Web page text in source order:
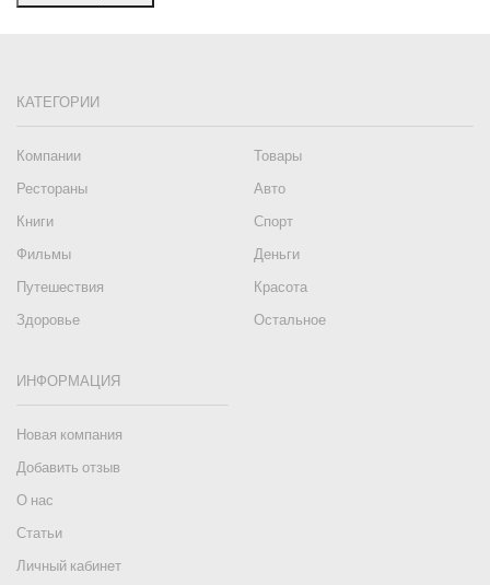
КАТЕГОРИИ
Компании
Товары
Рестораны
Авто
Книги
Спорт
Фильмы
Деньги
Путешествия
Красота
Здоровье
Остальное
ИНФОРМАЦИЯ
Новая компания
Добавить отзыв
О нас
Статьи
Личный кабинет